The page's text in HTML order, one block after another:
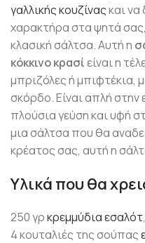
γαλλικής κουζίναςκαι
χαρακτήρα στα ψητά
κλασική σάλτσα. Αυτή η
κόκκινο κρασίείναι η
μπριζόλες ή μπιφτέκια,
σκόρδο. Είναι απλή στην
πλούσια γεύση και υφή
μια σάλτσα που θα
κρέατος σας, αυτή η
Υλικά που θα
250 γρκρεμμύδια εσαλότ
4 κουταλιές της σούπας